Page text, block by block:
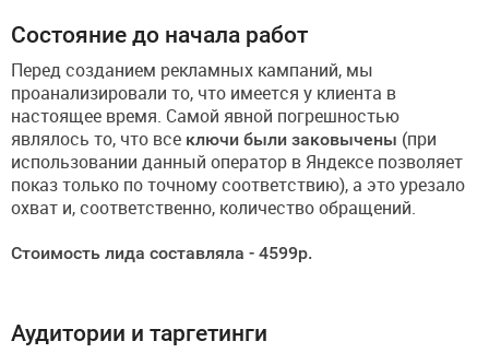
Состояние до начала работ
Перед созданием рекламных кампаний, мы
проанализировали то, что имеется у клиента в
настоящее время. Самой явной погрешностью
являлось то, что все ключи были заковычены (при
использовании данный оператор в Яндексе позволяет
показ только по точному соответствию), а это урезало
охват и, соответственно, количество обращений.
Стоимость лида составляла - 4599р.
Аудитории и таргетинги